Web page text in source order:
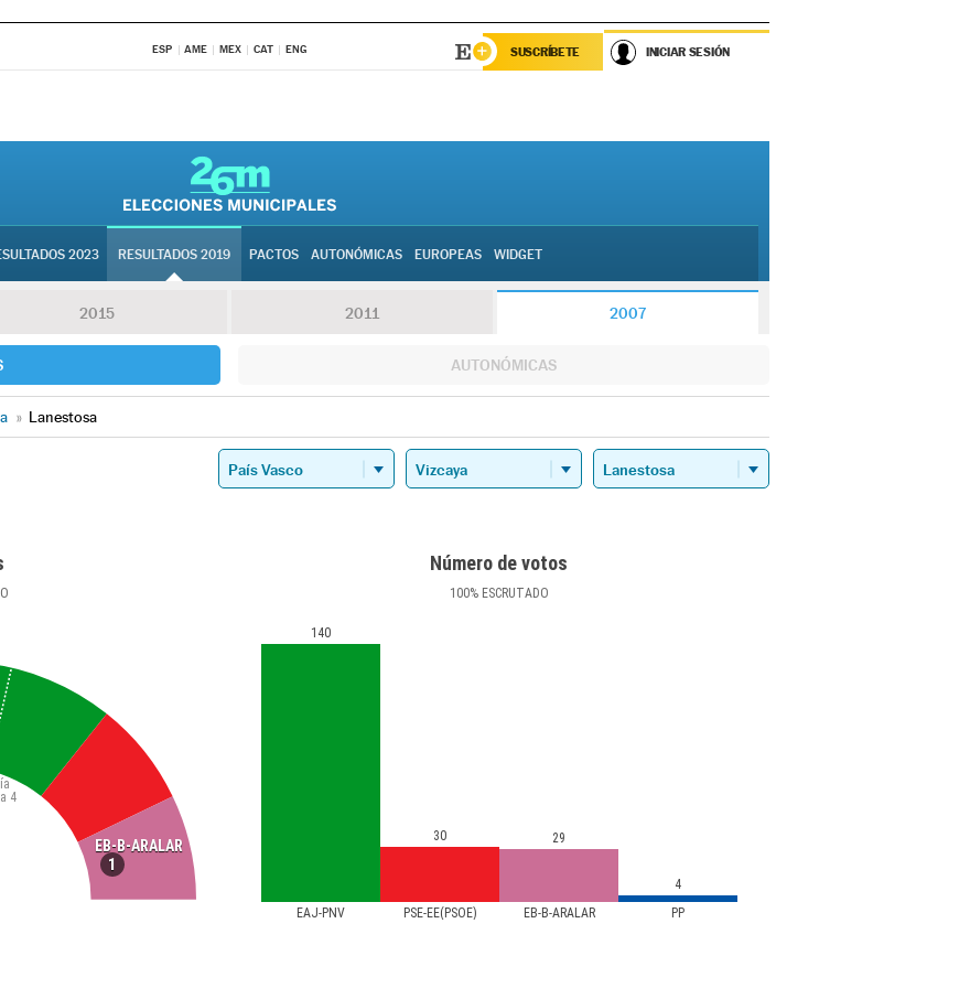
ESP AME MEX CAT ENG SUSCRÍBETE INICIAR SESIÓN
2023 RESULTADOS 2019 PACTOS AUTONÓMICAS EUROPEAS WIDGET
2015 2011 2007
AUTONÓMICAS
» Lanestosa
EB-B-ARALAR
1
4
Número de votos
100%ESCRUTADO
EAJ-PNV PSE-EE(PSOE) EB-B-ARALAR PP
140
30 29
4